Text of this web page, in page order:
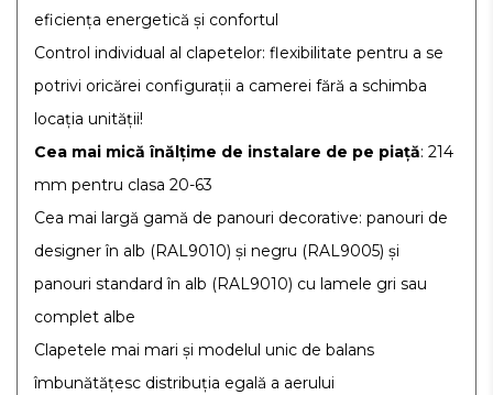
eficiența energetică și confortul
Control individual al clapetelor: flexibilitate pentru a se
potrivi oricărei configurații a camerei fără a schimba
locația unității!
Cea mai mică înălțime de instalare de pe piață: 214
mm pentru clasa 20-63
Cea mai largă gamă de panouri decorative: panouri de
designer în alb (RAL9010) și negru (RAL9005) și
panouri standard în alb (RAL9010) cu lamele gri sau
complet albe
Clapetele mai mari și modelul unic de balans
îmbunătățesc distribuția egală a aerului